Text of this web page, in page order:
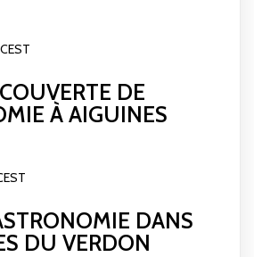
CEST
DE
À AIGUINES
DANS
DU VERDON